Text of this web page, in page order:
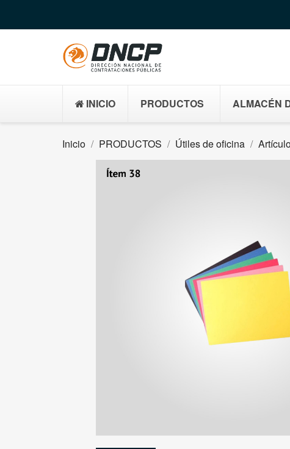
INICIO PRODUCTOS ALMACÉN
Inicio PRODUCTOS Útiles de oficina